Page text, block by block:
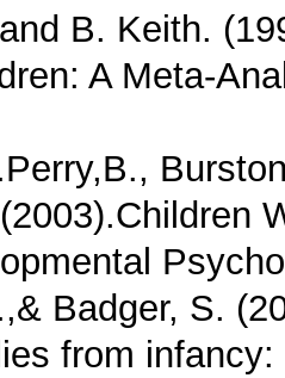
B. Keith.
A Meta-
Badger, S.
from